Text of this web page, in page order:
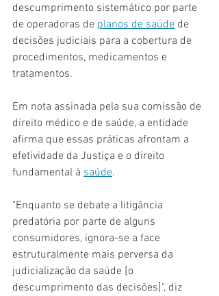
descumprimento sistemático por parte
de operadoras de planos de saúde de
decisões judiciais para a cobertura de
procedimentos, medicamentos e
tratamentos.
Em nota assinada pela sua comissão de
direito médico e de saúde, a entidade
afirma que essas práticas afrontam a
efetividade da Justiça e o direito
fundamental à saúde.
"Enquanto se debate a litigância
predatória por parte de alguns
consumidores, ignora-se a face
estruturalmente mais perversa da
judicialização da saúde [o
descumprimento das decisões]", diz